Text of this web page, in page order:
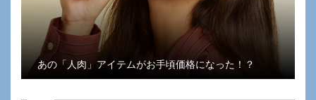
あの「人肉」アイテムがお手頃価格になった！？